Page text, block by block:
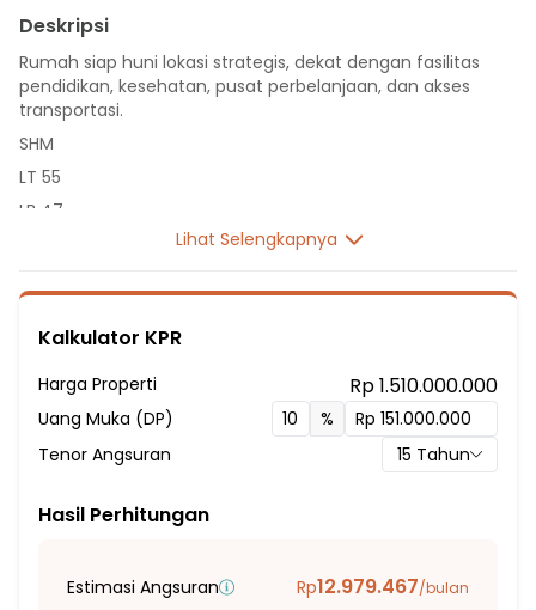
Deskripsi
Rumah siap huni lokasi strategis, dekat dengan fasilitas
pendidikan, kesehatan, pusat perbelanjaan, dan akses
transportasi.
SHM
LT 55
LB 47
Listrik 2200 VA
Sumber Air PDAM
Hadap Utara
Fasilitas Sekitar Hunian:
10 Menit ke Sekolah Bunda (TK, SD, SMP, SMA)
15 Menit ke Global Mandiri School
25 Menit ke SMA N 13 Depok
Lihat Selengkapnya
Kalkulator KPR
Harga Properti Rp 1.510.000.000
Uang Muka (DP)
%
Tenor Angsuran
15 Tahun
Hasil Perhitungan
Estimasi Angsuran Rp12.979.467/bulan